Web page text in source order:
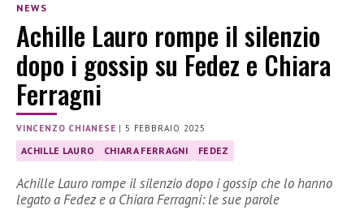
NEWS
Achille Lauro rompe il silenzio
dopo i gossip su Fedez e Chiara
Ferragni
VINCENZO CHIANESE |5 FEBBRAIO 2025
ACHILLE LAURO CHIARA FERRAGNI FEDEZ
Achille Lauro rompe il silenzio dopo i gossip che lo hanno
legato a Fedez e a Chiara Ferragni: le sue parole